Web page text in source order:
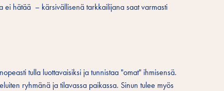
ei hätää – kärsivällisenä tarkkailijana saat varmasti
tulla luottavaisiksi ja tunnistaa "omat" ihmisensä.
ryhmänä ja tilavassa paikassa. Sinun tulee myös